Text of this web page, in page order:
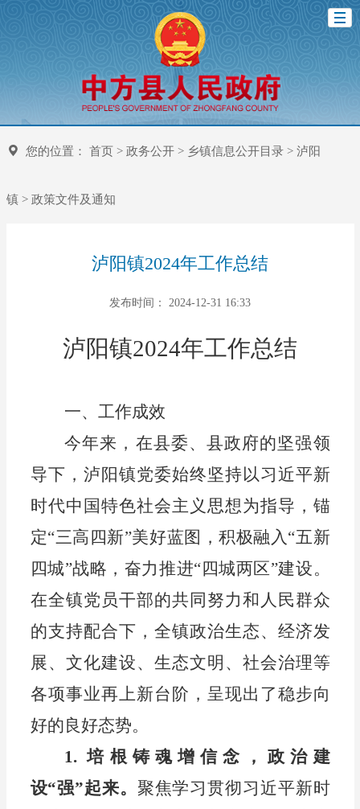
您的位置： 首页> 政务公开> 乡镇信息公开目录> 泸阳
镇> 政策文件及通知
泸阳镇2024年工作总结
发布时间： 2024-12-31 16:33
泸阳镇2024年工作总结
一、工作成效
今年来 ， 在县委、县政府的坚强领
导下，泸阳镇党委始终坚持以习近平新
时代中国特色社会主义思想为指导，锚
定“三高四新”美好蓝图，积极融入“五新
四城”战略，奋力推进“四城两区”建设。
在全镇党员干部的共同努力和人民群众
的支持配合下， 全镇政治生态、经济发
展、文化建设、生态文明、社会治理等
各项事业再上新台阶 ，呈现出了稳步向
好的良好态势。
1.培根铸魂增信念 ，政治建
设“强”起来。 聚焦学习贯彻习近平新时